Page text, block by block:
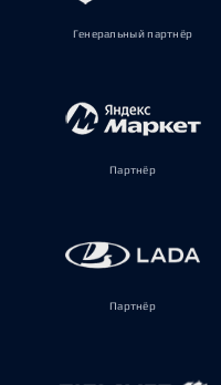
Генеральный партнёр
Партнёр
Партнёр